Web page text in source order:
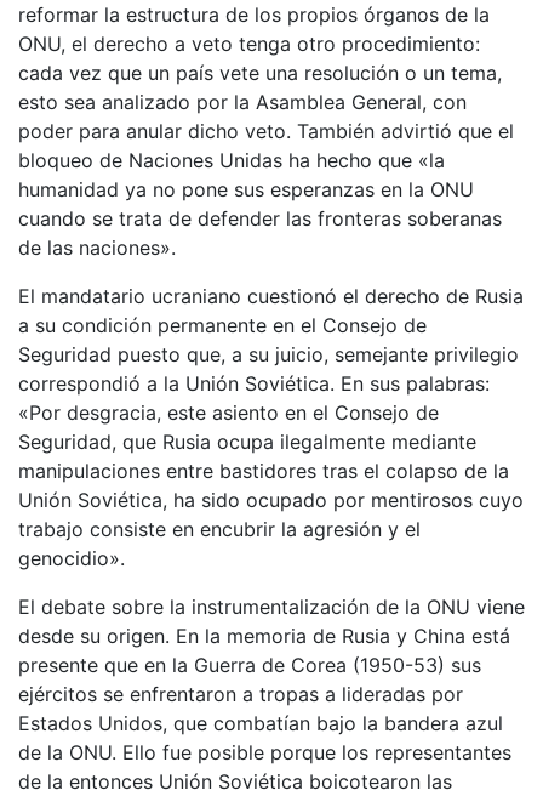
reformar la estructura de los propios órganos de la
ONU, el derecho a veto tenga otro procedimiento:
cada vez que un país vete una resolución o un tema,
esto sea analizado por la Asamblea General, con
poder para anular dicho veto. También advirtió que el
bloqueo de Naciones Unidas ha hecho que «la
humanidad ya no pone sus esperanzas en la ONU
cuando se trata de defender las fronteras soberanas
de las naciones».
El mandatario ucraniano cuestionó el derecho de Rusia
a su condición permanente en el Consejo de
Seguridad puesto que, a su juicio, semejante privilegio
correspondió a la Unión Soviética. En sus palabras:
«Por desgracia, este asiento en el Consejo de
Seguridad, que Rusia ocupa ilegalmente mediante
manipulaciones entre bastidores tras el colapso de la
Unión Soviética, ha sido ocupado por mentirosos cuyo
trabajo consiste en encubrir la agresión y el
genocidio».
El debate sobre la instrumentalización de la ONU viene
desde su origen. En la memoria de Rusia y China está
presente que en la Guerra de Corea (1950-53) sus
ejércitos se enfrentaron a tropas a lideradas por
Estados Unidos, que combatían bajo la bandera azul
de la ONU. Ello fue posible porque los representantes
de la entonces Unión Soviética boicotearon las